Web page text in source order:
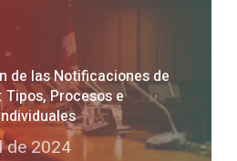
de las Notificaciones de
Tipos, Procesos e
de 2024